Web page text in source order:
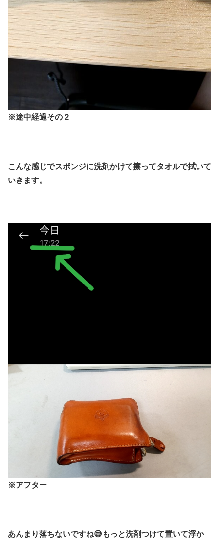
※途中経過その２
こんな感じでスポンジに洗剤かけて擦ってタオルで拭いて
いきます。
※アフター
あんまり落ちないですね😅もっと洗剤つけて置いて浮か